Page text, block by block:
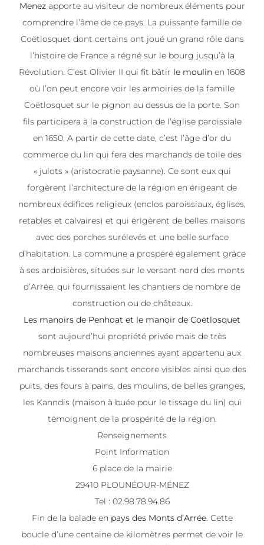
Menezapporte au visiteur de nombreux éléments pour
comprendre l’âme de ce pays. La puissante famille de
Coëtlosquet dont certains ont joué un grand rôle dans
l’histoire de France a régné sur le bourg jusqu’à la
Révolution. C’est Olivier II qui fit bâtir le moulin en 1608
où l’on peut encore voir les armoiries de la famille
Coëtlosquet sur le pignon au dessus de la porte. Son
fils participera à la construction de l’église paroissiale
en 1650. A partir de cette date, c’est l’âge d’or du
commerce du lin qui fera des marchands de toile des
« julots » (aristocratie paysanne). Ce sont eux qui
forgèrent l’architecture de la région en érigeant de
nombreux édifices religieux (enclos paroissiaux, églises,
retables et calvaires) et qui érigèrent de belles maisons
avec des porches surélevés et une belle surface
d’habitation. La commune a prospéré également grâce
à ses ardoisières, situées sur le versant nord des monts
d’Arrée, qui fournissaient les chantiers de nombre de
construction ou de châteaux.
Les manoirs de Penhoat et le manoir de Coëtlosquet
sont aujourd’hui propriété privée mais de très
nombreuses maisons anciennes ayant appartenu aux
marchands tisserands sont encore visibles ainsi que des
puits, des fours à pains, des moulins, de belles granges,
les Kanndis (maison à buée pour le tissage du lin) qui
témoignent de la prospérité de la région.
Renseignements
Point Information
6 place de la mairie
29410 PLOUNÉOUR-MÉNEZ
Tel : 02.98.78.94.86
Fin de la balade en pays des Monts d’Arrée. Cette
boucle d’une centaine de kilomètres permet de voir le